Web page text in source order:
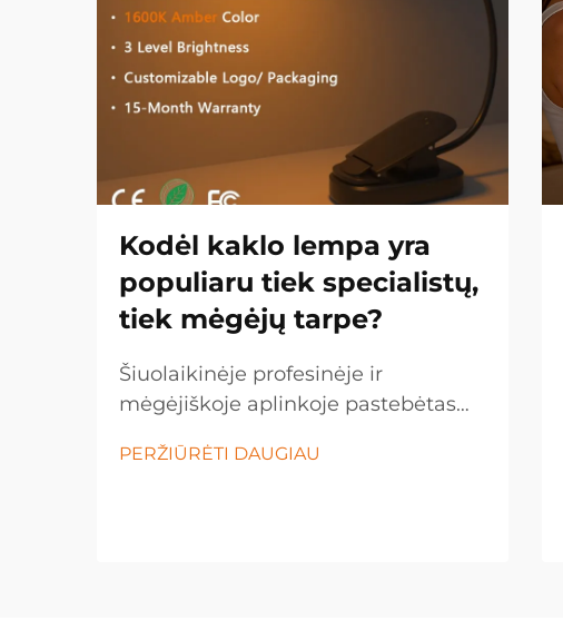
Kodėl kaklo lempa yra
populiaru tiek specialistų,
tiek mėgėjų tarpe?
Šiuolaikinėje profesinėje ir
mėgėjiškoje aplinkoje pastebėtas
nevaldomų apšvietimo sprendimų,
PERŽIŪRĖTI DAUGIAU